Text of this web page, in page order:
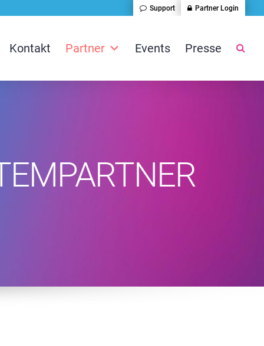
Support Partner Login
Kontakt Partner Events Presse